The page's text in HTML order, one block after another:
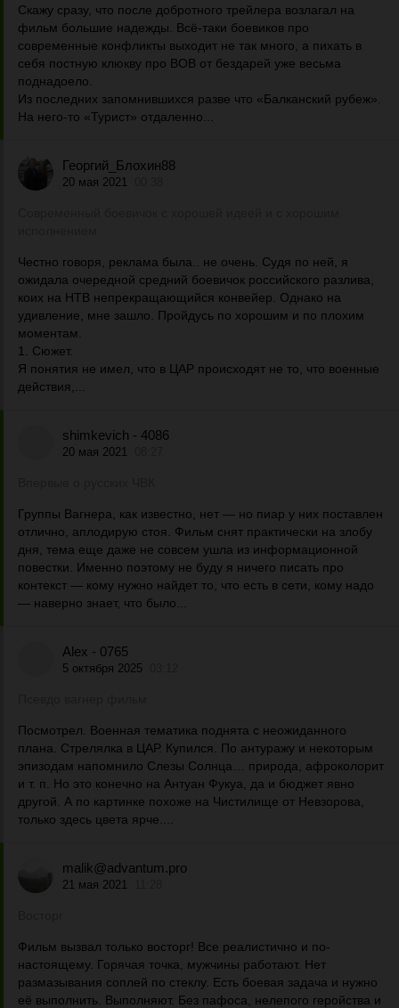
Скажу сразу, что после добротного трейлера возлагал на
фильм большие надежды. Всё-таки боевиков про
современные конфликты выходит не так много, а пихать в
себя постную клюкву про ВОВ от бездарей уже весьма
поднадоело.
Из последних запомнившихся разве что «Балканский рубеж».
На него-то «Турист» отдаленно...
Георгий_Блохин88
20 мая 2021
Честно говоря, реклама была.. не очень. Судя по ней, я
ожидала очередной средний боевичок российского разлива,
коих на НТВ непрекращающийся конвейер. Однако на
удивление, мне зашло. Пройдусь по хорошим и по плохим
моментам.
1. Сюжет.
Я понятия не имел, что в ЦАР происходят не то, что военные
действия,...
shimkevich - 4086
20 мая 2021
Группы Вагнера, как известно, нет — но пиар у них поставлен
отлично, аплодирую стоя. Фильм снят практически на злобу
дня, тема еще даже не совсем ушла из информационной
повестки. Именно поэтому не буду я ничего писать про
контекст — кому нужно найдет то, что есть в сети, кому надо
— наверно знает, что было...
Alex - 0765
5 октября 2025
Посмотрел. Военная тематика поднята с неожиданного
плана. Стрелялка в ЦАР. Купился. По антуражу и некоторым
эпизодам напомнило Слезы Солнца… природа, афроколорит
и т. п. Но это конечно на Антуан Фукуа, да и бюджет явно
другой. А по картинке похоже на Чистилище от Невзорова,
только здесь цвета ярче....
malik@advantum.pro
21 мая 2021
Фильм вызвал только восторг! Все реалистично и по-
настоящему. Горячая точка, мужчины работают. Нет
размазывания соплей по стеклу. Есть боевая задача и нужно
её выполнить. Выполняют. Без пафоса, нелепого геройства и